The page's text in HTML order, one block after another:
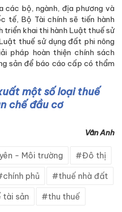
các bộ, ngành, địa phương và
tế, Bộ Tài chính sẽ tiến hành
triển khai thi hành Luật thuế sử
thuế sử dụng đất phi nông
pháp hoàn thiện chính sách
sản để báo cáo cấp có thẩm
một số loại thuế
chế đầu cơ
Vân Anh
- Môi trường Đô thị
chính phủ thuế nhà đất
tài sản thu thuế